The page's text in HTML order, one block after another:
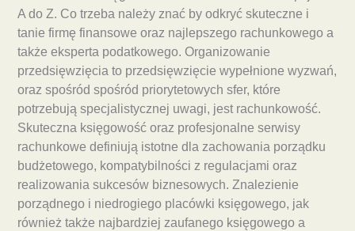
A do Z. Co trzeba należy znać by odkryć skuteczne i
tanie firmę finansowe oraz najlepszego rachunkowego a
także eksperta podatkowego. Organizowanie
przedsięwzięcia to przedsięwzięcie wypełnione wyzwań,
oraz spośród spośród priorytetowych sfer, które
potrzebują specjalistycznej uwagi, jest rachunkowość.
Skuteczna księgowość oraz profesjonalne serwisy
rachunkowe definiują istotne dla zachowania porządku
budżetowego, kompatybilności z regulacjami oraz
realizowania sukcesów biznesowych. Znalezienie
porządnego i niedrogiego placówki księgowego, jak
również także najbardziej zaufanego księgowego a